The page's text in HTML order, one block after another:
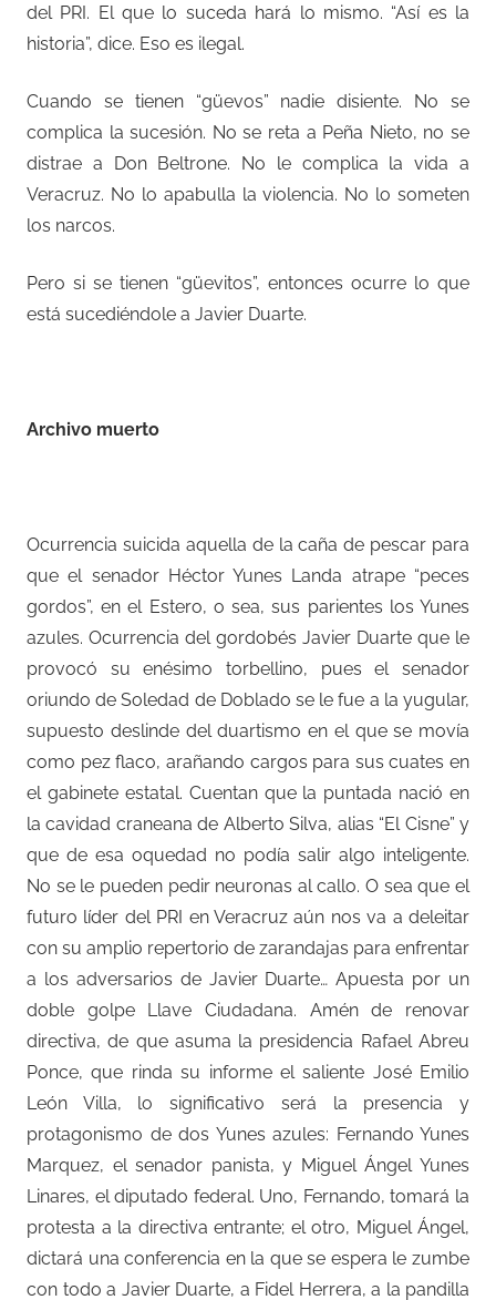
del PRI. El que lo suceda hará lo mismo. “Así es la
historia”, dice. Eso es ilegal.
Cuando se tienen “güevos” nadie disiente. No se
complica la sucesión. No se reta a Peña Nieto, no se
distrae a Don Beltrone. No le complica la vida a
Veracruz. No lo apabulla la violencia. No lo someten
los narcos.
Pero si se tienen “güevitos”, entonces ocurre lo que
está sucediéndole a Javier Duarte.
Archivo muerto
Ocurrencia suicida aquella de la caña de pescar para
que el senador Héctor Yunes Landa atrape “peces
gordos”, en el Estero, o sea, sus parientes los Yunes
azules. Ocurrencia del gordobés Javier Duarte que le
provocó su enésimo torbellino, pues el senador
oriundo de Soledad de Doblado se le fue a la yugular,
supuesto deslinde del duartismo en el que se movía
como pez flaco, arañando cargos para sus cuates en
el gabinete estatal. Cuentan que la puntada nació en
la cavidad craneana de Alberto Silva, alias “El Cisne” y
que de esa oquedad no podía salir algo inteligente.
No se le pueden pedir neuronas al callo. O sea que el
futuro líder del PRI en Veracruz aún nos va a deleitar
con su amplio repertorio de zarandajas para enfrentar
a los adversarios de Javier Duarte… Apuesta por un
doble golpe Llave Ciudadana. Amén de renovar
directiva, de que asuma la presidencia Rafael Abreu
Ponce, que rinda su informe el saliente José Emilio
León Villa, lo significativo será la presencia y
protagonismo de dos Yunes azules: Fernando Yunes
Marquez, el senador panista, y Miguel Ángel Yunes
Linares, el diputado federal. Uno, Fernando, tomará la
protesta a la directiva entrante; el otro, Miguel Ángel,
dictará una conferencia en la que se espera le zumbe
con todo a Javier Duarte, a Fidel Herrera, a la pandilla